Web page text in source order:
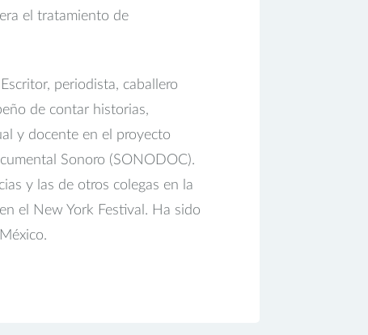
el tratamiento de
periodista, caballero
de contar historias,
y docente en el proyecto
Sonoro (SONODOC).
y las de otros colegas en la
el New York Festival. Ha sido